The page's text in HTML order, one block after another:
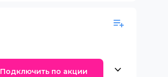
Подключить по акции